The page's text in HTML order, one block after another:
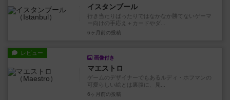
イスタンブール
行き当たりばったりではなかなか勝てないゲーマ
ー向けの手応え＋カードやダ...
6ヶ月前 の投稿
レビュー
画像付き
マエストロ
ゲームのデザイナーでもあるルディ・ホフマンの
可愛らしい絵とは裏腹に、見...
6ヶ月前 の投稿